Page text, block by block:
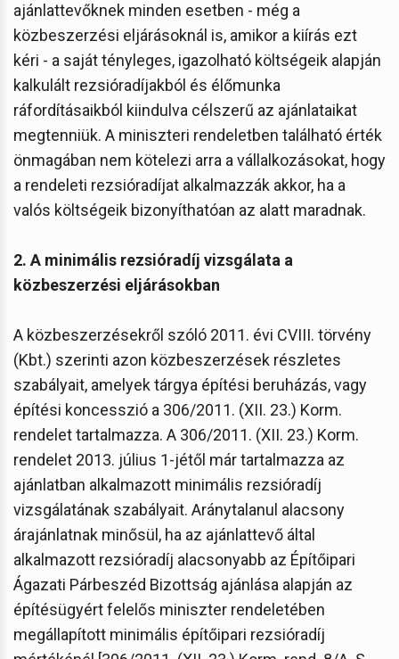
ajánlattevőknek minden esetben - még a
közbeszerzési eljárásoknál is, amikor a kiírás ezt
kéri - a saját tényleges, igazolható költségeik alapján
kalkulált rezsióradíjakból és élőmunka
ráfordításaikból kiindulva célszerű az ajánlataikat
megtenniük. A miniszteri rendeletben található érték
önmagában nem kötelezi arra a vállalkozásokat, hogy
a rendeleti rezsióradíjat alkalmazzák akkor, ha a
valós költségeik bizonyíthatóan az alatt maradnak.
2. A minimális rezsióradíj vizsgálata a
közbeszerzési eljárásokban
A közbeszerzésekről szóló 2011. évi CVIII. törvény
(Kbt.) szerinti azon közbeszerzések részletes
szabályait, amelyek tárgya építési beruházás, vagy
építési koncesszió a 306/2011. (XII. 23.) Korm.
rendelet tartalmazza. A 306/2011. (XII. 23.) Korm.
rendelet 2013. július 1-jétől már tartalmazza az
ajánlatban alkalmazott minimális rezsióradíj
vizsgálatának szabályait. Aránytalanul alacsony
árajánlatnak minősül, ha az ajánlattevő által
alkalmazott rezsióradíj alacsonyabb az Építőipari
Ágazati Párbeszéd Bizottság ajánlása alapján az
építésügyért felelős miniszter rendeletében
megállapított minimális építőipari rezsióradíj